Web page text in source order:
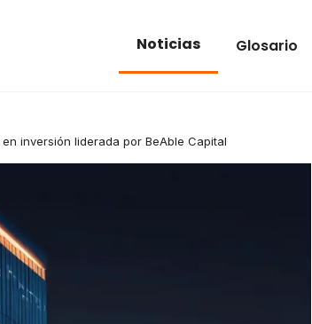
Noticias Glosario
inversión liderada por BeAble Capital